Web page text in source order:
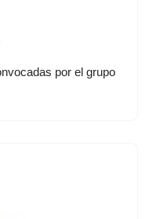
por el grupo